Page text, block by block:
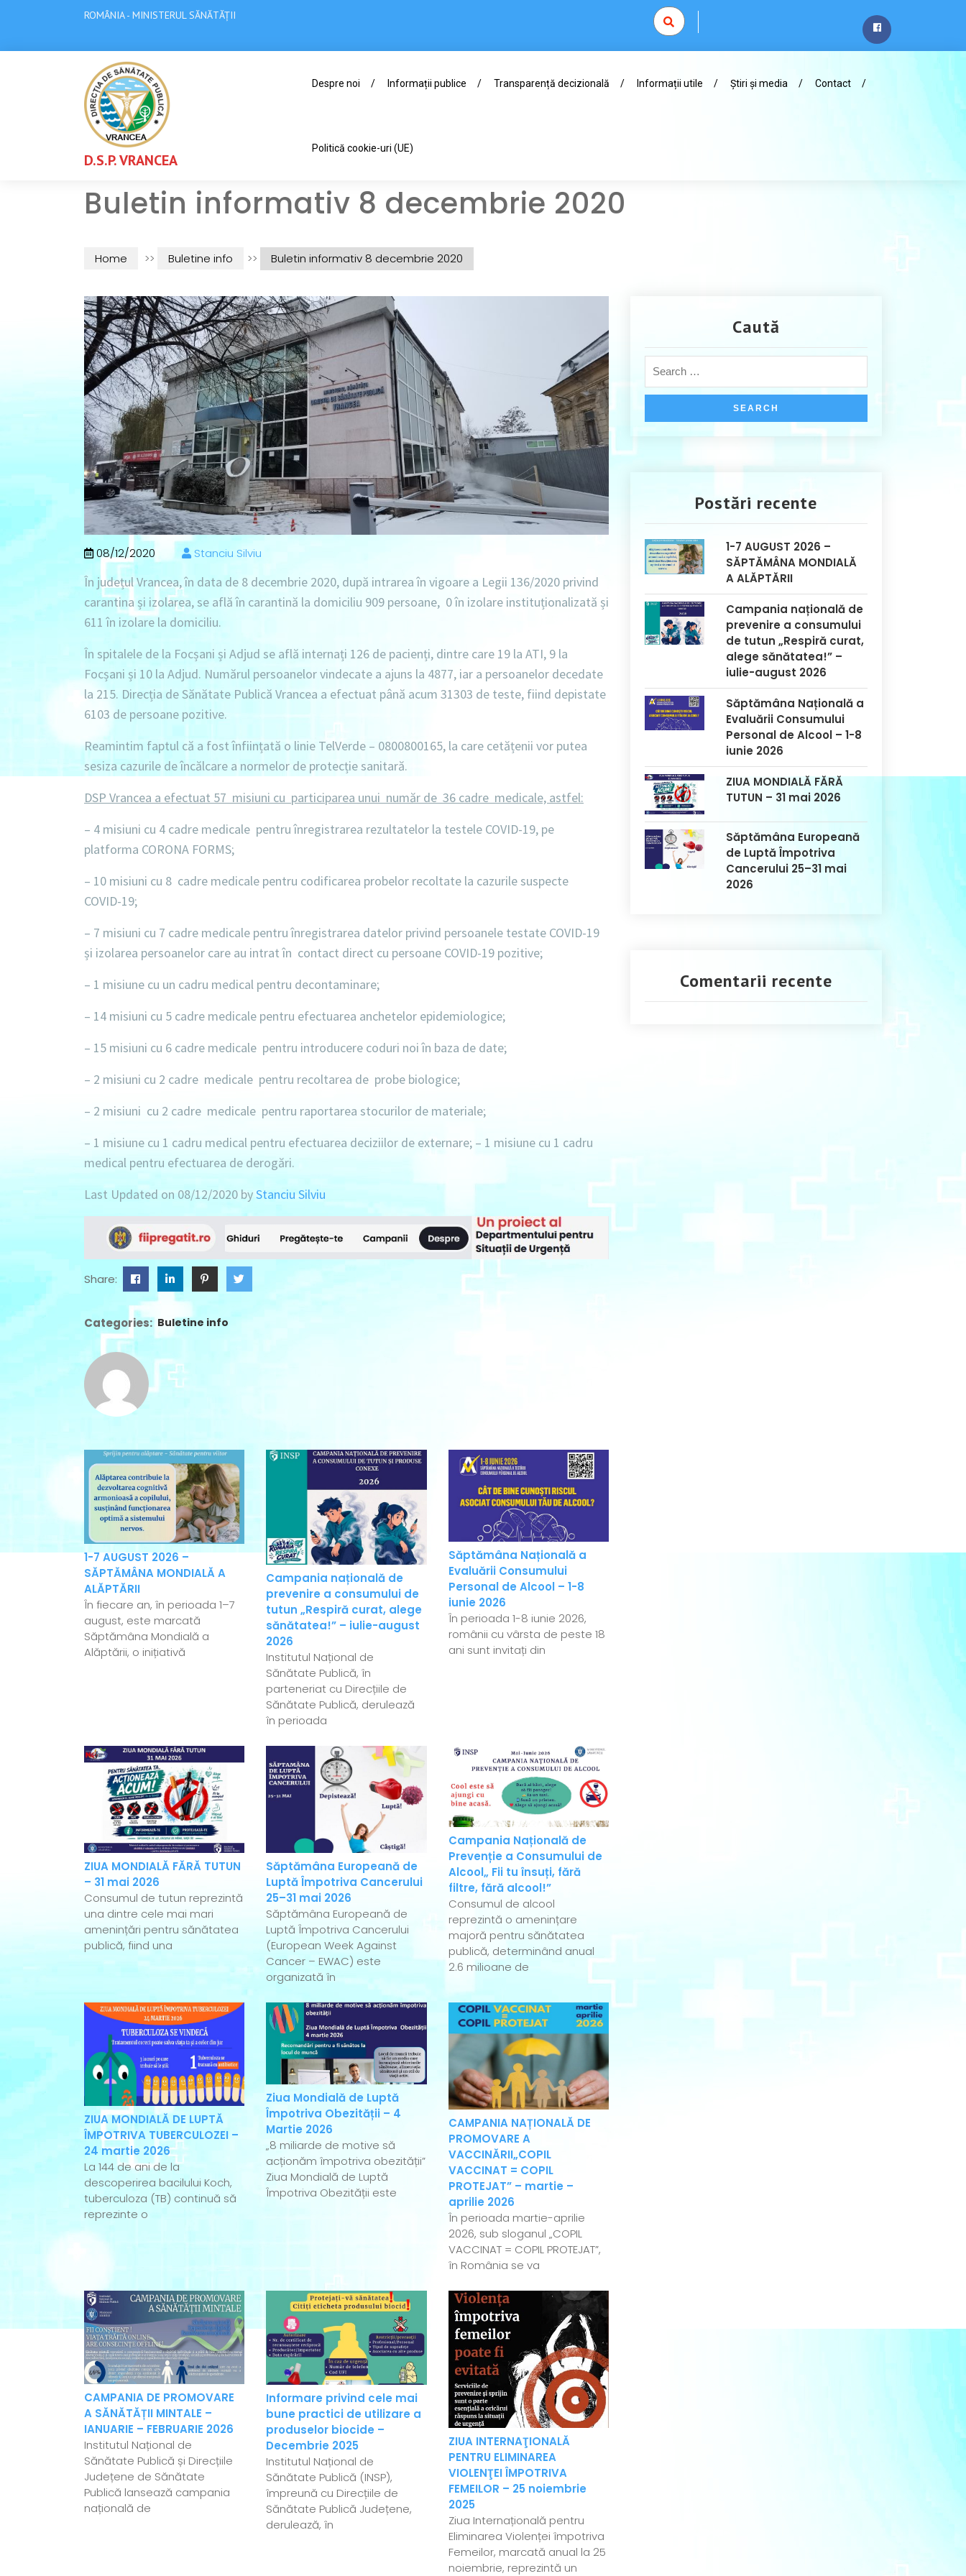
ROMÂNIA - MINISTERUL SĂNĂTĂȚII
D.S.P. VRANCEA
Despre noi Informații publice Transparență decizională Informații utile Știri și media Contact
Politică cookie-uri (UE)
Buletin informativ 8 decembrie 2020
Home >> Buletine info >> Buletin informativ 8 decembrie 2020
08/12/2020 Stanciu Silviu
În județul Vrancea, în data de 8 decembrie 2020, după intrarea în vigoare a Legii 136/2020 privind
carantina și izolarea, se află în carantină la domiciliu 909 persoane, 0 în izolare instituționalizată și
611 în izolare la domiciliu.
În spitalele de la Focșani și Adjud se află internați 126 de pacienți, dintre care 19 la ATI, 9 la
Focșani și 10 la Adjud. Numărul persoanelor vindecate a ajuns la 4877, iar a persoanelor decedate
la 215. Direcția de Sănătate Publică Vrancea a efectuat până acum 31303 de teste, fiind depistate
6103 de persoane pozitive.
Reamintim faptul că a fost înființată o linie TelVerde – 0800800165, la care cetățenii vor putea
sesiza cazurile de încălcare a normelor de protecție sanitară.
DSP Vrancea a efectuat 57 misiuni cu participarea unui număr de 36 cadre medicale, astfel:
– 4 misiuni cu 4 cadre medicale pentru înregistrarea rezultatelor la testele COVID-19, pe
platforma CORONA FORMS;
– 10 misiuni cu 8 cadre medicale pentru codificarea probelor recoltate la cazurile suspecte
COVID-19;
– 7 misiuni cu 7 cadre medicale pentru înregistrarea datelor privind persoanele testate COVID-19
și izolarea persoanelor care au intrat în contact direct cu persoane COVID-19 pozitive;
– 1 misiune cu un cadru medical pentru decontaminare;
– 14 misiuni cu 5 cadre medicale pentru efectuarea anchetelor epidemiologice;
– 15 misiuni cu 6 cadre medicale pentru introducere coduri noi în baza de date;
– 2 misiuni cu 2 cadre medicale pentru recoltarea de probe biologice;
– 2 misiuni cu 2 cadre medicale pentru raportarea stocurilor de materiale;
– 1 misiune cu 1 cadru medical pentru efectuarea deciziilor de externare; – 1 misiune cu 1 cadru
medical pentru efectuarea de derogări.
Last Updated on 08/12/2020 byStanciu Silviu
Share:
Categories: Buletine info
1-7 AUGUST 2026 –
SĂPTĂMÂNA MONDIALĂ A
ALĂPTĂRII
În fiecare an, în perioada 1–7
august, este marcată
Săptămâna Mondială a
Alăptării, o inițiativă
Campania națională de
prevenire a consumului de
tutun „Respiră curat, alege
sănătatea!” – iulie-august
2026
Institutul Național de
Sănătate Publică, în
parteneriat cu Direcțiile de
Sănătate Publică, derulează
în perioada
Săptămâna Națională a
Evaluării Consumului
Personal de Alcool – 1-8
iunie 2026
În perioada 1-8 iunie 2026,
românii cu vârsta de peste 18
ani sunt invitați din
ZIUA MONDIALĂ FĂRĂ TUTUN
– 31 mai 2026
Consumul de tutun reprezintă
una dintre cele mai mari
amenințări pentru sănătatea
publică, fiind una
Săptămâna Europeană de
Luptă Împotriva Cancerului
25–31 mai 2026
Săptămâna Europeană de
Luptă Împotriva Cancerului
(European Week Against
Cancer – EWAC) este
organizată în
Campania Națională de
Prevenție a Consumului de
Alcool„ Fii tu însuți, fără
filtre, fără alcool!”
Consumul de alcool
reprezintă o amenințare
majoră pentru sănătatea
publică, determinând anual
2.6 milioane de
ZIUA MONDIALĂ DE LUPTĂ
ÎMPOTRIVA TUBERCULOZEI –
24 martie 2026
La 144 de ani de la
descoperirea bacilului Koch,
tuberculoza (TB) continuă să
reprezinte o
Ziua Mondială de Luptă
Împotriva Obezității – 4
Martie 2026
„8 miliarde de motive să
acționăm împotriva obezității”
Ziua Mondială de Luptă
Împotriva Obezității este
CAMPANIA NAȚIONALĂ DE
PROMOVARE A
VACCINĂRII„COPIL
VACCINAT = COPIL
PROTEJAT” – martie –
aprilie 2026
În perioada martie-aprilie
2026, sub sloganul „COPIL
VACCINAT = COPIL PROTEJAT”,
în România se va
CAMPANIA DE PROMOVARE
A SĂNĂTĂȚII MINTALE –
IANUARIE – FEBRUARIE 2026
Institutul Național de
Sănătate Publică și Direcțiile
Județene de Sănătate
Publică lansează campania
națională de
Informare privind cele mai
bune practici de utilizare a
produselor biocide –
Decembrie 2025
Institutul Național de
Sănătate Publică (INSP),
împreună cu Direcțiile de
Sănătate Publică Județene,
derulează, în
ZIUA INTERNAŢIONALĂ
PENTRU ELIMINAREA
VIOLENŢEI ÎMPOTRIVA
FEMEILOR – 25 noiembrie
2025
Ziua Internațională pentru
Eliminarea Violenței împotriva
Femeilor, marcată anual la 25
noiembrie, reprezintă un
Caută
Postări recente
1-7 AUGUST 2026 –
SĂPTĂMÂNA MONDIALĂ
A ALĂPTĂRII
Campania națională de
prevenire a consumului
de tutun „Respiră curat,
alege sănătatea!” –
iulie-august 2026
Săptămâna Națională a
Evaluării Consumului
Personal de Alcool – 1-8
iunie 2026
ZIUA MONDIALĂ FĂRĂ
TUTUN – 31 mai 2026
Săptămâna Europeană
de Luptă Împotriva
Cancerului 25–31 mai
2026
Comentarii recente